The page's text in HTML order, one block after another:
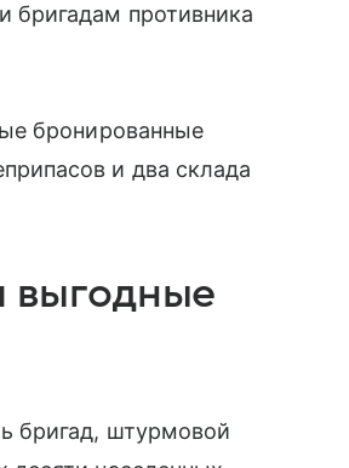
бригадам противника
бронированные
и два склада
выгодные
бригад, штурмовой